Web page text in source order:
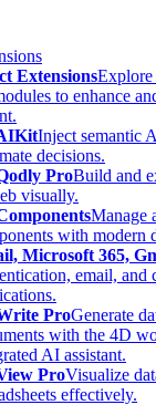
ExtensionsExplore
to enhance
Inject semantic
decisions.
ProBuild and
visually.
Manage
with modern
Microsoft 365,
email, and
ProGenerate
with the 4D
AI assistant.
ProVisualize
effectively.